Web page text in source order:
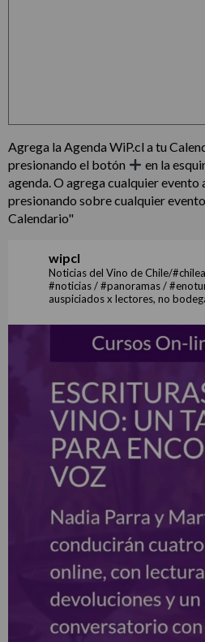
Agrega la Agenda WiP.cl a tu
presionando el botón
en la
agenda. O agrega cualquier evento
presionando sobre cualquier
Calendario"
wipcl
Noticias del Vino de Chile/
#noticias / #panoramas /
auspiciados x lectores, no